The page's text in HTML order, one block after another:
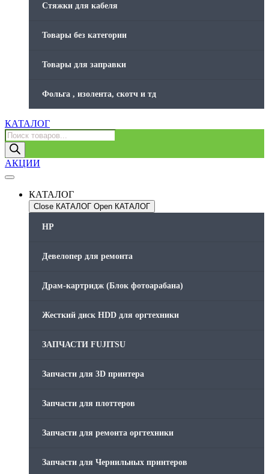
Стяжки для кабеля
Товары без категории
Товары для заправки
Фольга , изолента, скотч и тд
КАТАЛОГ
Поиск
товаров
АКЦИИ
КАТАЛОГ
Close КАТАЛОГ Open КАТАЛОГ
HP
Девелопер для ремонта
Драм-картридж (Блок фотоарабана)
Жесткий диск HDD для оргтехники
ЗАПЧАСТИ FUJITSU
Запчасти для 3D принтера
Запчасти для плоттеров
Запчасти для ремонта оргтехники
Запчасти для Чернильных принтеров